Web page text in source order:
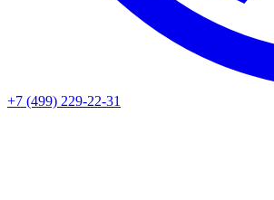
+7 (499) 229-22-31